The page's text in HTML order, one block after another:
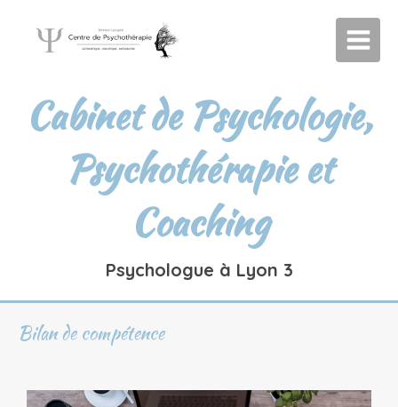
Cabinet de Psychologie,
Psychothérapie et
Coaching
Psychologue à Lyon 3
Bilan de compétence